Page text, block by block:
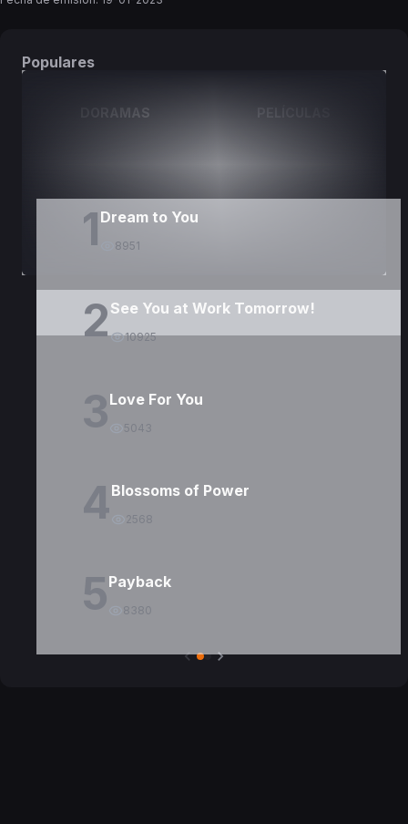
Populares
DORAMAS PELÍCULAS
1 Dream to You
8951
2See You at Work Tomorrow!
10925
3Love For You
5043
4Blossoms of Power
2568
5Payback
8380